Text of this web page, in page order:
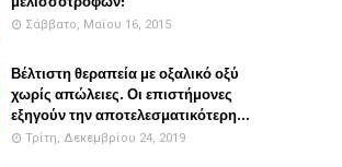
Σάββατο, Μαΐου 16, 2015
Βέλτιστη θεραπεία με οξαλικό οξύ
χωρίς απώλειες. Οι επιστήμονες
εξηγούν την αποτελεσματικότερη...
Τρίτη, Δεκεμβρίου 24, 2019